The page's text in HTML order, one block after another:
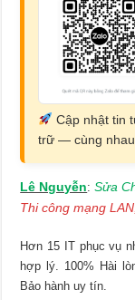
Cập nhật tin
trữ — cùng
Lê Nguyễn:Sửa
Thi công mạng
Hơn 15 IT phục vụ
hợp lý. 100% Hài
Bảo hành uy tín.